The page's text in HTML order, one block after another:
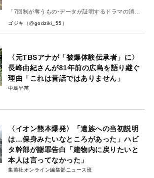
「7回制が奪うもの-データが証明するドラマの消
失-」
ゴジキ（@godziki_55）
〈元TBSアナが「被爆体験伝承者」に〉
長峰由紀さんが81年前の広島を語り継ぐ
理由「これは昔話ではありません」
中島早苗
〈イオン熊本爆発〉「遺族への当初説明
は…保身みたいなところがあった」ハビ
タ幹部が謝罪告白「建物内に戻りたいと
本人は言ってなかった」
集英社オンライン編集部ニュース班